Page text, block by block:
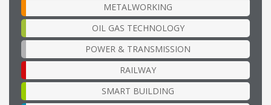
METALWORKING
OIL GAS TECHNOLOGY
POWER & TRANSMISSION
RAILWAY
SMART BUILDING